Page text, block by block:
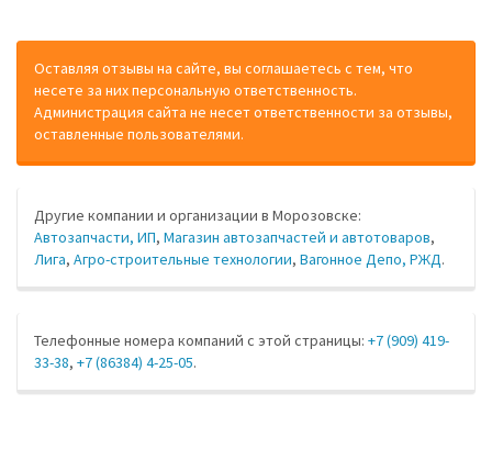
Оставляя отзывы на сайте, вы соглашаетесь с тем, что
несете за них персональную ответственность.
Администрация сайта не несет ответственности за отзывы,
оставленные пользователями.
Другие компании и организации в Морозовске:
Автозапчасти, ИП, Магазин автозапчастей и автотоваров,
Лига, Агро-строительные технологии, Вагонное Депо, РЖД.
Телефонные номера компаний с этой страницы: +7 (909) 419-
33-38, +7 (86384) 4-25-05.